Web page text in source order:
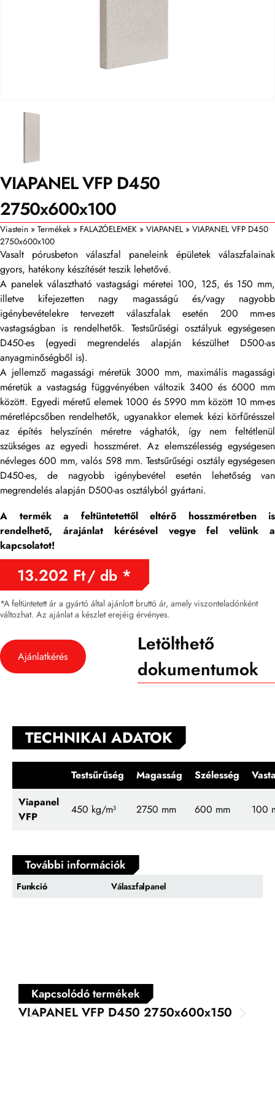
VIAPANEL VFP D450
2750x600x100
Viastein » Termékek » FALAZÓELEMEK » VIAPANEL » VIAPANEL VFP D450
2750x600x100
Vasalt pórusbeton válaszfal paneleink épületek válaszfalainak
gyors, hatékony készítését teszik lehetővé.
A panelek választható vastagsági méretei 100, 125, és 150 mm,
illetve kifejezetten nagy magasságú és/vagy nagyobb
igénybevételekre tervezett válaszfalak esetén 200 mm-es
vastagságban is rendelhetők. Testsűrűségi osztályuk egységesen
D450-es (egyedi megrendelés alapján készülhet D500-as
anyagminőségből is).
A jellemző magassági méretük 3000 mm, maximális magassági
méretük a vastagság függvényében változik 3400 és 6000 mm
között. Egyedi méretű elemek 1000 és 5990 mm között 10 mm-es
méretlépcsőben rendelhetők, ugyanakkor elemek kézi körfűrésszel
az építés helyszínén méretre vághatók, így nem feltétlenül
szükséges az egyedi hosszméret. Az elemszélesség egységesen
névleges 600 mm, valós 598 mm. Testsűrűségi osztály egységesen
D450-es, de nagyobb igénybevétel esetén lehetőség van
megrendelés alapján D500-as osztályból gyártani.
A termék a feltüntetettől eltérő hosszméretben is
rendelhető, árajánlat kérésével vegye fel velünk a
kapcsolatot!
13.202 Ft/ db
*A feltüntetett ár a gyártó által ajánlott bruttó ár, amely viszonteladónként
változhat. Az ajánlat a készlet erejéig érvényes.
Ajánlatkérés
Letölthető
dokumentumok
TECHNIKAI ADATOK
Testsűrűség Magasság Szélesség
Viapanel
VFP
450 kg/m³ 2750 mm 600 mm 100
További információk
Funkció Válaszfalpanel
Kapcsolódó termékek
VIAPANEL VFP D450 2750x600x150